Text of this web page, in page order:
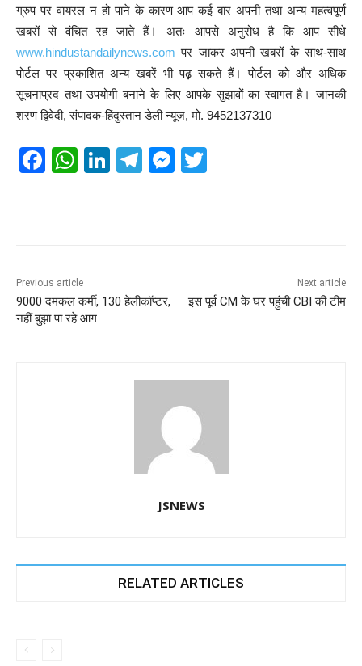
ग्रुप पर वायरल न हो पाने के कारण आप कई बार अपनी तथा अन्य महत्वपूर्ण
खबरों से वंचित रह जाते हैं। अतः आपसे अनुरोध है कि आप सीधे
www.hindustandailynews.com पर जाकर अपनी खबरों के साथ-साथ
पोर्टल पर प्रकाशित अन्य खबरें भी पढ़ सकते हैं। पोर्टल को और अधिक
सूचनाप्रद तथा उपयोगी बनाने के लिए आपके सुझावों का स्वागत है। जानकी
शरण द्विवेदी, संपादक-हिंदुस्तान डेली न्यूज, मो. 9452137310
F
o
o
W
p
p
Li
n
T
m
M
er
Previous article
9000 दमकल कर्मी, 130 हेलीकॉप्टर,
नहीं बुझा पा रहे आग
Next article
इस पूर्व CM के घर पहुंची CBI की टीम
JSNEWS
RELATED ARTICLES